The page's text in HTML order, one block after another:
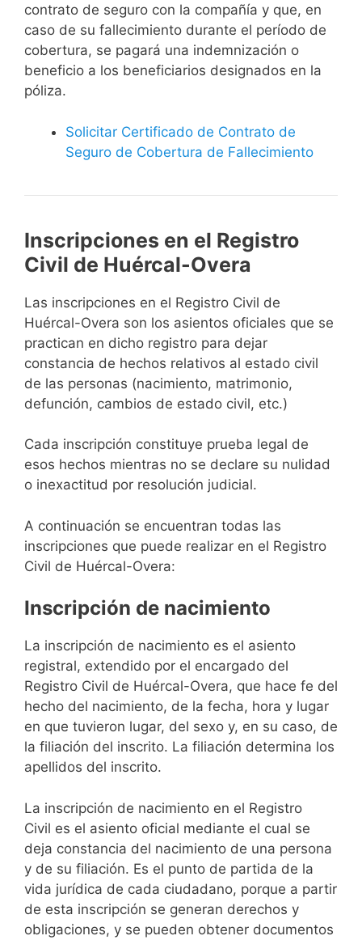
contrato de seguro con la compañía y que, en
caso de su fallecimiento durante el período de
cobertura, se pagará una indemnización o
beneficio a los beneficiarios designados en la
póliza.
Solicitar Certificado de Contrato de
Seguro de Cobertura de Fallecimiento
Inscripciones en el Registro
Civil de Huércal-Overa
Las inscripciones en el Registro Civil de
Huércal-Overa son los asientos oficiales que se
practican en dicho registro para dejar
constancia de hechos relativos al estado civil
de las personas (nacimiento, matrimonio,
defunción, cambios de estado civil, etc.)
Cada inscripción constituye prueba legal de
esos hechos mientras no se declare su nulidad
o inexactitud por resolución judicial.
A continuación se encuentran todas las
inscripciones que puede realizar en el Registro
Civil de Huércal-Overa:
Inscripción de nacimiento
La inscripción de nacimiento es el asiento
registral, extendido por el encargado del
Registro Civil de Huércal-Overa, que hace fe del
hecho del nacimiento, de la fecha, hora y lugar
en que tuvieron lugar, del sexo y, en su caso, de
la filiación del inscrito. La filiación determina los
apellidos del inscrito.
La inscripción de nacimiento en el Registro
Civil es el asiento oficial mediante el cual se
deja constancia del nacimiento de una persona
y de su filiación. Es el punto de partida de la
vida jurídica de cada ciudadano, porque a partir
de esta inscripción se generan derechos y
obligaciones, y se pueden obtener documentos